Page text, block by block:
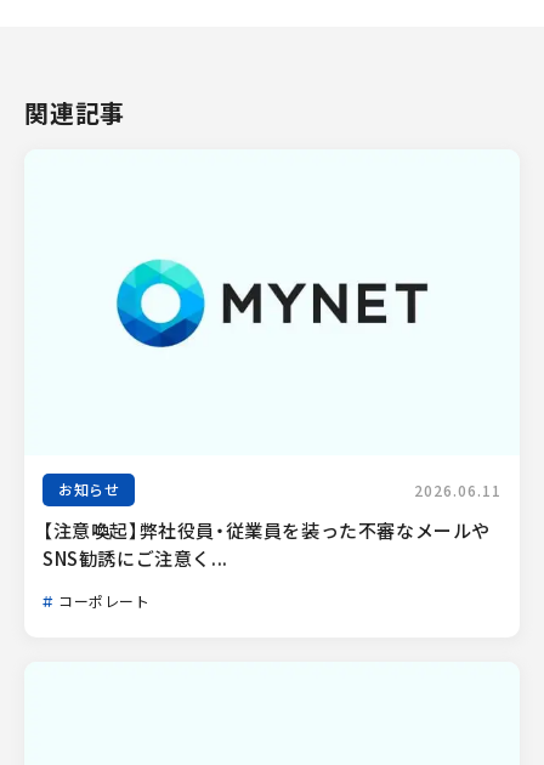
関連記事
お知らせ 2026.06.11
【注意喚起】弊社役員・従業員を装った不審なメールや
SNS勧誘にご注意く...
コーポレート